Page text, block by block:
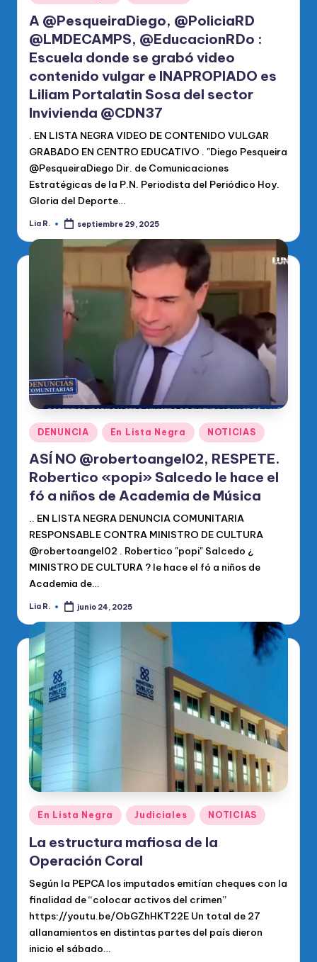
en
A @PesqueiraDiego, @PoliciaRD
@LMDECAMPS, @EducacionRDo :
Escuela donde se grabó video
contenido vulgar e INAPROPIADO es
Liliam Portalatin Sosa del sector
Invivienda @CDN37
. EN LISTA NEGRA VIDEO DE CONTENIDO VULGAR
GRABADO EN CENTRO EDUCATIVO . "Diego Pesqueira
@PesqueiraDiego Dir. de Comunicaciones
Estratégicas de la P.N. Periodista del Periódico Hoy.
Gloria del Deporte…
Publicado
Lia R. septiembre 29, 2025
Publicado
en
DENUNCIA En Lista Negra NOTICIAS
ASÍ NO @robertoangel02, RESPETE.
Robertico «popi» Salcedo le hace el
fó a niños de Academia de Música
.. EN LISTA NEGRA DENUNCIA COMUNITARIA
RESPONSABLE CONTRA MINISTRO DE CULTURA
@robertoangel02 . Robertico "popi" Salcedo ¿
MINISTRO DE CULTURA ? le hace el fó a niños de
Academia de…
Publicado
Lia R. junio 24, 2025
Publicado
en
En Lista Negra Judiciales NOTICIAS
La estructura mafiosa de la
Operación Coral
Según la PEPCA los imputados emitían cheques con la
finalidad de “colocar activos del crimen”
https://youtu.be/ObGZhHKT22E Un total de 27
allanamientos en distintas partes del país dieron
inicio el sábado…